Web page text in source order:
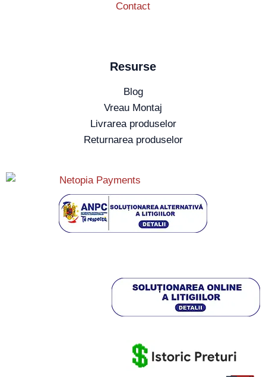
Contact
Resurse
Blog
Vreau Montaj
Livrarea produselor
Returnarea produselor